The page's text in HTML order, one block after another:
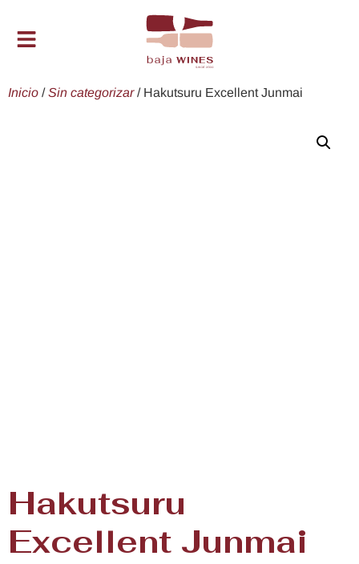
Inicio /Sin categorizar/ Hakutsuru Excellent Junmai
Hakutsuru
Excellent Junmai